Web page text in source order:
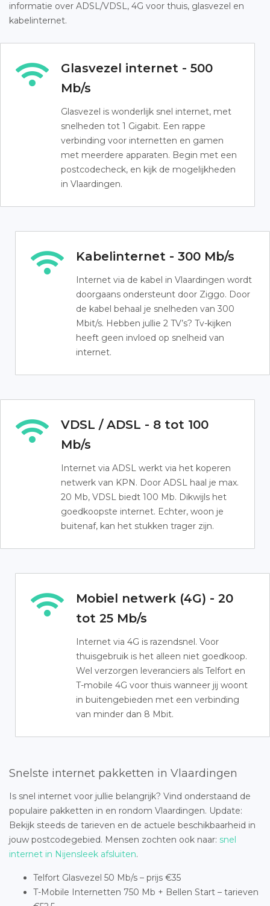
informatie over ADSL/VDSL, 4G voor thuis, glasvezel en
kabelinternet.
Glasvezel internet - 500
Mb/s
Glasvezel is wonderlijk snel internet, met
snelheden tot 1 Gigabit. Een rappe
verbinding voor internetten en gamen
met meerdere apparaten. Begin met een
postcodecheck, en kijk de mogelijkheden
in Vlaardingen.
Kabelinternet - 300 Mb/s
Internet via de kabel in Vlaardingen wordt
doorgaans ondersteunt door Ziggo. Door
de kabel behaal je snelheden van 300
Mbit/s. Hebben jullie 2 TV’s? Tv-kijken
heeft geen invloed op snelheid van
internet.
VDSL / ADSL - 8 tot 100
Mb/s
Internet via ADSL werkt via het koperen
netwerk van KPN. Door ADSL haal je max.
20 Mb, VDSL biedt 100 Mb. Dikwijls het
goedkoopste internet. Echter, woon je
buitenaf, kan het stukken trager zijn.
Mobiel netwerk (4G) - 20
tot 25 Mb/s
Internet via 4G is razendsnel. Voor
thuisgebruik is het alleen niet goedkoop.
Wel verzorgen leveranciers als Telfort en
T-mobile 4G voor thuis wanneer jij woont
in buitengebieden met een verbinding
van minder dan 8 Mbit.
Snelste internet pakketten in Vlaardingen
Is snel internet voor jullie belangrijk? Vind onderstaand de
populaire pakketten in en rondom Vlaardingen. Update:
Bekijk steeds de tarieven en de actuele beschikbaarheid in
jouw postcodegebied. Mensen zochten ook naar: snel
internet in Nijensleek afsluiten.
Telfort Glasvezel 50 Mb/s – prijs €35
T-Mobile Internetten 750 Mb + Bellen Start – tarieven